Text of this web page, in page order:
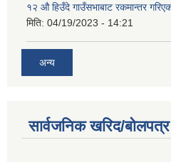
१२ औ हिउँदे गाउँसभाबाट रकमान्तर
मिति: 04/19/2023 - 14:21
अन्य
सार्वजनिक खरिद/